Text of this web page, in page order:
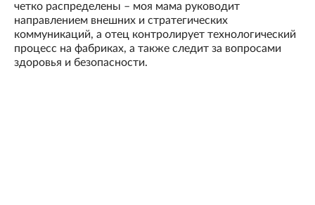
четко распределены – моя мама руководит
направлением внешних и стратегических
коммуникаций, а отец контролирует технологический
процесс на фабриках, а также следит за вопросами
здоровья и безопасности.